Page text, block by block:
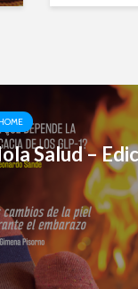
Salud –